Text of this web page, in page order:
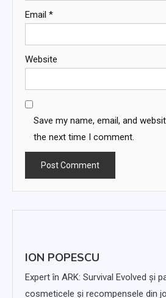
Email *
Website
Save my name, email, and
the next time I comment.
ION POPESCU
Expert în ARK: Survival Evolved și
cosmeticele și recompensele din